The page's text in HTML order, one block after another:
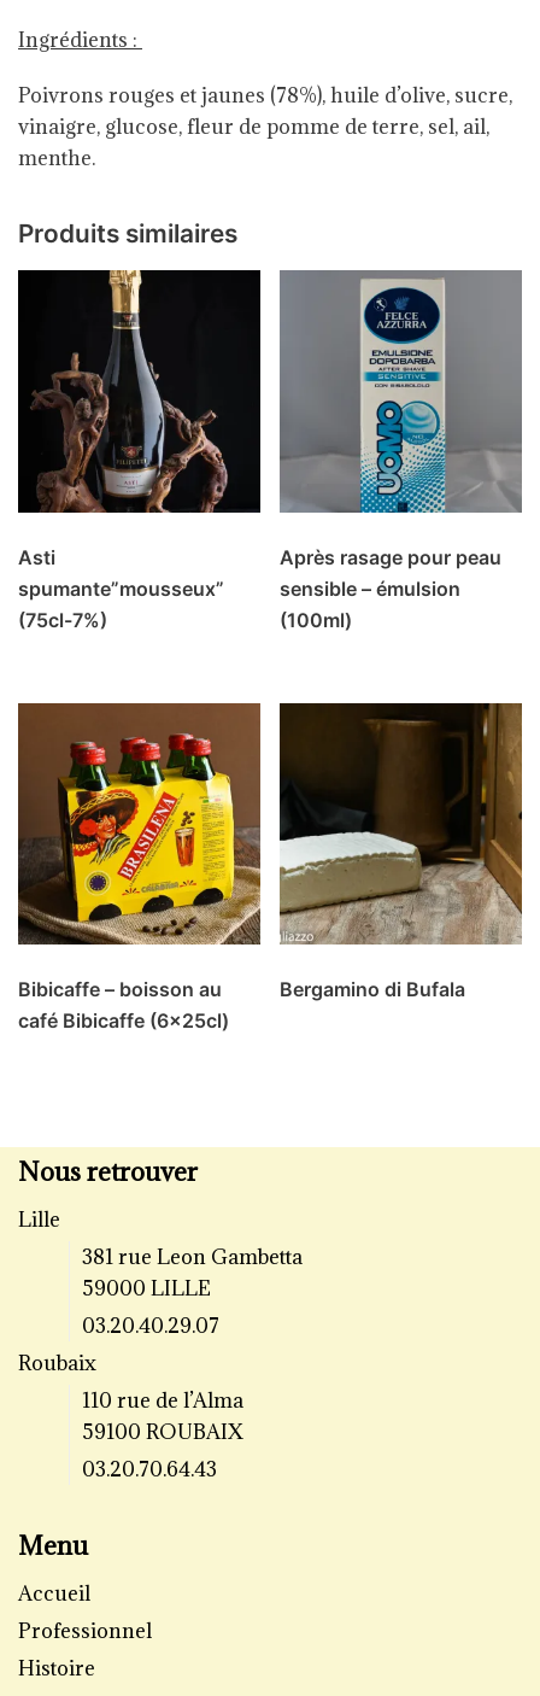
Ingrédients :
Poivrons rouges et jaunes (78%), huile d’olive, sucre,
vinaigre, glucose, fleur de pomme de terre, sel, ail,
menthe.
Produits similaires
Asti
spumante”mousseux”
(75cl-7%)
Après rasage pour peau
sensible – émulsion
(100ml)
Bibicaffe – boisson au
café Bibicaffe (6x25cl)
Bergamino di Bufala
Nous retrouver
Lille
381 rue Leon Gambetta
59000 LILLE
03.20.40.29.07
Roubaix
110 rue de l’Alma
59100 ROUBAIX
03.20.70.64.43
Menu
Accueil
Professionnel
Histoire